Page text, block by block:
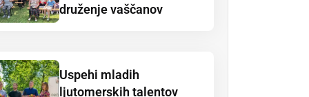
druženje vaščanov
Uspehi mladih
ljutomerskih talentov